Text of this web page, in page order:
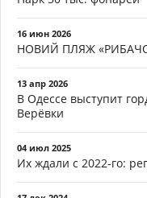
16 июн 2026
НОВИЙ ПЛЯЖ
13 апр 2026
В Одессе выступит
Верёвки
04 июл 2025
Их ждали с 2022-го: